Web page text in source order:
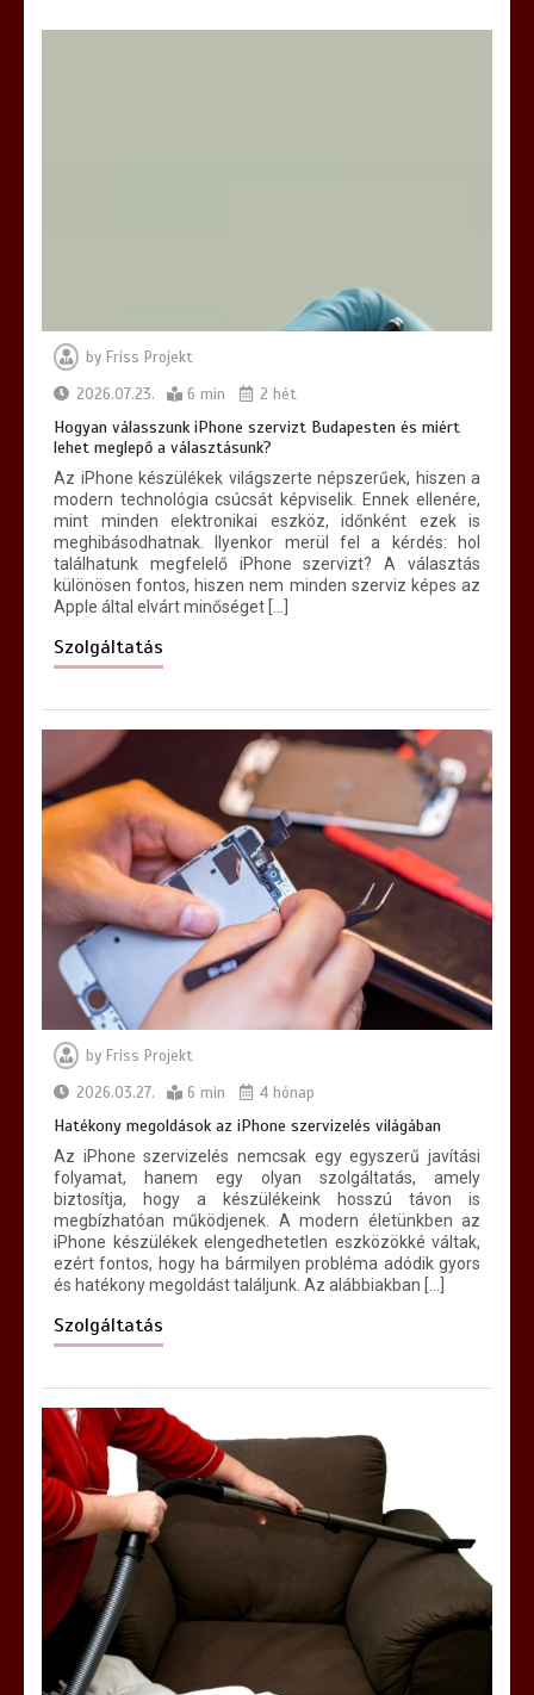
6 min
kárpittisztítás lépéseit?
by Friss Projekt
2026.07.23.
6 min 2 hét
Hogyan válasszunk iPhone szervizt Budapesten és miért
lehet meglepő a választásunk?
Az iPhone készülékek világszerte népszerűek, hiszen a
modern technológia csúcsát képviselik. Ennek ellenére,
mint minden elektronikai eszköz, időnként ezek is
meghibásodhatnak. Ilyenkor merül fel a kérdés: hol
találhatunk megfelelő iPhone szervizt? A választás
különösen fontos, hiszen nem minden szerviz képes az
Apple által elvárt minőséget […]
Szolgáltatás
by Friss Projekt
2026.03.27.
6 min 4 hónap
Hatékony megoldások az iPhone szervizelés világában
Az iPhone szervizelés nemcsak egy egyszerű javítási
folyamat, hanem egy olyan szolgáltatás, amely
biztosítja, hogy a készülékeink hosszú távon is
megbízhatóan működjenek. A modern életünkben az
iPhone készülékek elengedhetetlen eszközökké váltak,
ezért fontos, hogy ha bármilyen probléma adódik gyors
és hatékony megoldást találjunk. Az alábbiakban […]
Szolgáltatás